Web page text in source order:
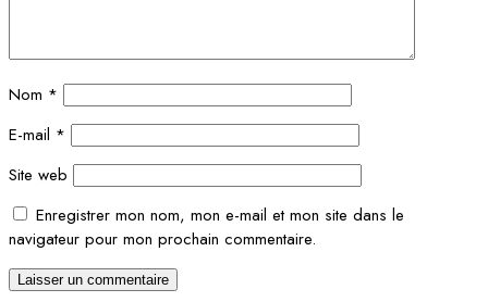
Nom *
E-mail *
Site web
Enregistrer mon nom, mon e-mail et mon site dans le
navigateur pour mon prochain commentaire.